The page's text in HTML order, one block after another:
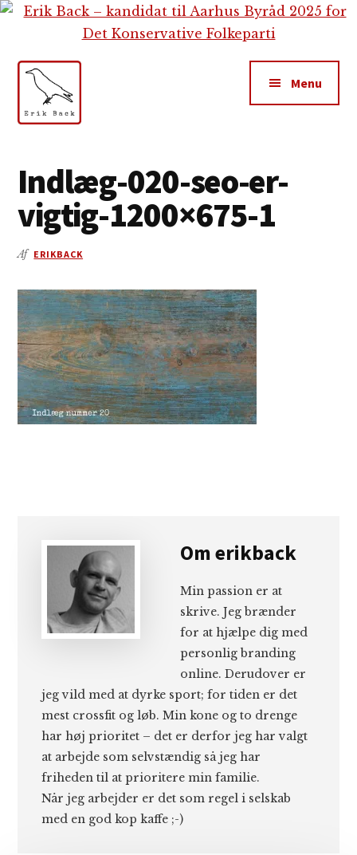
Skip
Gå
primær
sidebar
Skip
Additional
Back
creation,
blog,
e-
mail,
medier
Menu
Indlæg-020-seo-er-
vigtig-1200×675-1
Af ERIKBACK
Omerikback
Min passion er at
skrive. Jeg brænder
for at hjælpe dig med
personlig branding
online. Derudover er
jeg vild med at dyrke sport; for tiden er det
mest crossfit og løb. Min kone og to drenge
har høj prioritet – det er derfor jeg har valgt
at arbejde som selvstændig så jeg har
friheden til at prioritere min familie.
Når jeg arbejder er det som regel i selskab
med en god kop kaffe ;-)